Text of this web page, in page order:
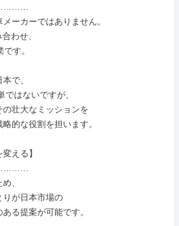
ーカーではありません。
わせ、
す。
で、
ではないですが、
壮大なミッションを
的な役割を担います。
える】
、
りが日本市場の
る提案が可能です。